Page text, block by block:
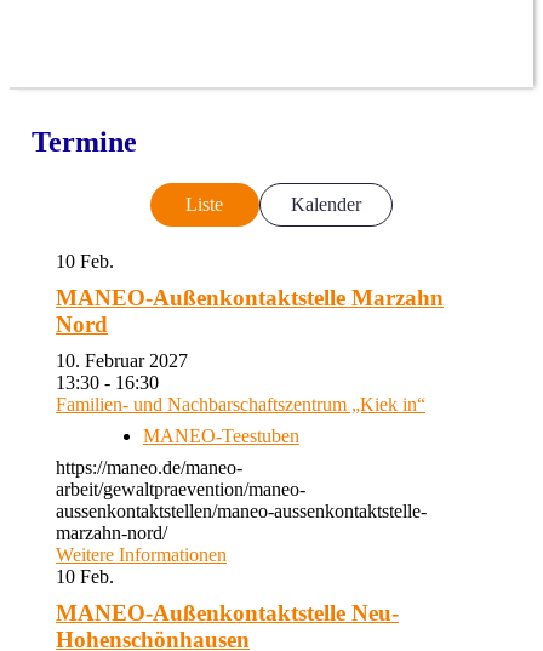
Termine
Liste Kalender
10 Feb.
MANEO-Außenkontaktstelle Marzahn
Nord
10. Februar 2027
13:30 - 16:30
Familien- und Nachbarschaftszentrum „Kiek in“
MANEO-Teestuben
https://maneo.de/maneo-
arbeit/gewaltpraevention/maneo-
aussenkontaktstellen/maneo-aussenkontaktstelle-
marzahn-nord/
Weitere Informationen
10 Feb.
MANEO-Außenkontaktstelle Neu-
Hohenschönhausen